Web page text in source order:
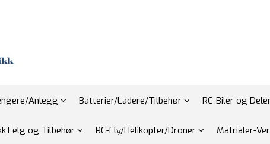
Anlegg Batterier/Ladere/Tilbehør RC-Biler og
og Tilbehør RC-Fly/Helikopter/Droner Matrialer-